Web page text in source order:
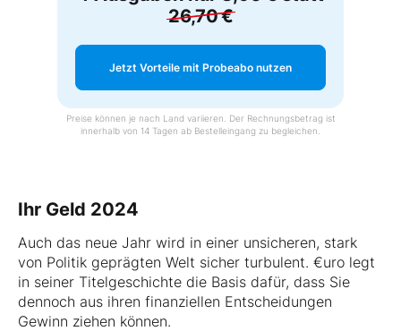
26,70 €
Jetzt Vorteile mit Probeabo nutzen
Preise können je nach Land variieren. Der Rechnungsbetrag ist
innerhalb von 14 Tagen ab Bestelleingang zu begleichen.
Ihr Geld 2024
Auch das neue Jahr wird in einer unsicheren, stark
von Politik geprägten Welt sicher turbulent. €uro legt
in seiner Titelgeschichte die Basis dafür, dass Sie
dennoch aus ihren finanziellen Entscheidungen
Gewinn ziehen können.